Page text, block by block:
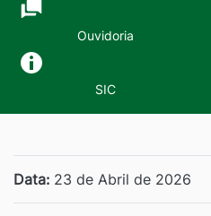
Ouvidoria
SIC
Data: 23 de Abril de 2026